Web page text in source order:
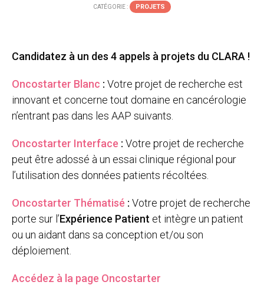
CATÉGORIE : PROJETS
Candidatez à un des 4 appels à projets du CLARA !
Oncostarter Blanc : Votre projet de recherche est
innovant et concerne tout domaine en cancérologie
n’entrant pas dans les AAP suivants.
Oncostarter Interface : Votre projet de recherche
peut être adossé à un essai clinique régional pour
l’utilisation des données patients récoltées.
Oncostarter Thématisé : Votre projet de recherche
porte sur l’Expérience Patient et intègre un patient
ou un aidant dans sa conception et/ou son
déploiement.
Accédez à la page Oncostarter